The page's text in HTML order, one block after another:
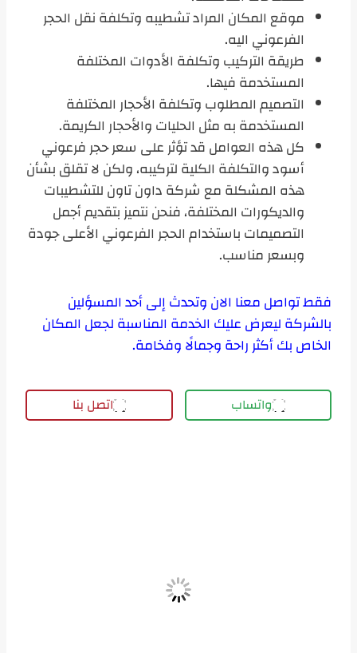
موقع المكان المراد تشطيبه وتكلفة نقل الحجر
الفرعوني اليه.
طريقة التركيب وتكلفة الأدوات المختلفة
المستخدمة فيها.
التصميم المطلوب وتكلفة الأحجار المختلفة
المستخدمة به مثل الحليات والأحجار الكريمة.
كل هذه العوامل قد تؤثر على سعر حجر فرعوني
أسود والتكلفة الكلية لتركيبه، ولكن لا تقلق بشأن
هذه المشكلة مع شركة داون تاون للتشطيبات
والديكورات المختلفة، فنحن نتميز بتقديم أجمل
التصميمات باستخدام الحجر الفرعوني الأعلى جودة
وبسعر مناسب.
فقط تواصل معنا الان وتحدث إلى أحد المسؤلين
بالشركة ليعرض عليك الخدمة المناسبة لجعل المكان
الخاص بك أكثر راحة وجمالًا وفخامة.
واتساب اتصل بنا